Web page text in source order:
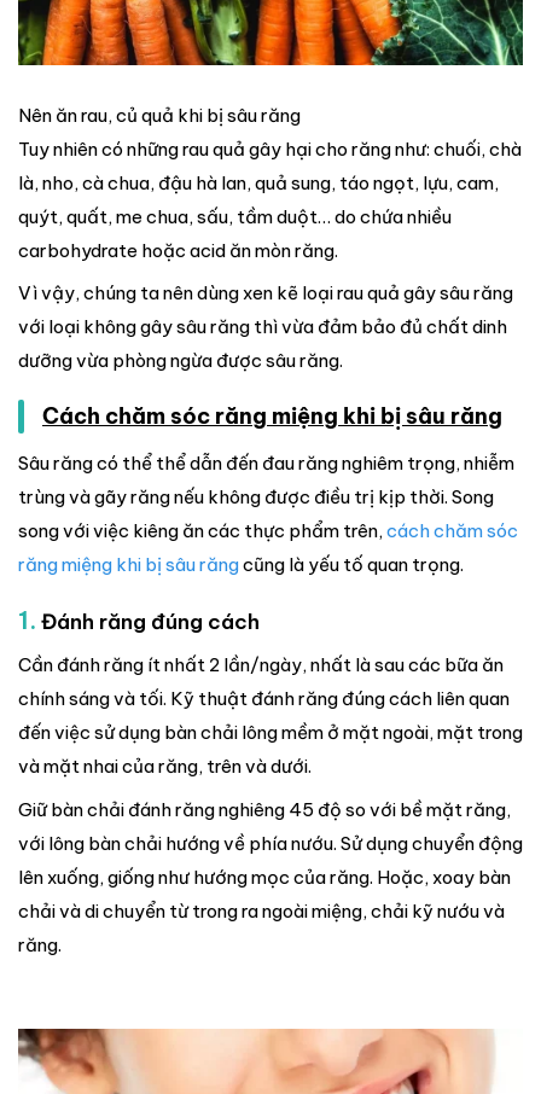
Nên ăn rau, củ quả khi bị sâu răng
Tuy nhiên có những rau quả gây hại cho răng như: chuối, chà
là, nho, cà chua, đậu hà lan, quả sung, táo ngọt, lựu, cam,
quýt, quất, me chua, sấu, tầm duột… do chứa nhiều
carbohydrate hoặc acid ăn mòn răng.
Vì vậy, chúng ta nên dùng xen kẽ loại rau quả gây sâu răng
với loại không gây sâu răng thì vừa đảm bảo đủ chất dinh
dưỡng vừa phòng ngừa được sâu răng.
Cách chăm sóc răng miệng khi bị sâu răng
Sâu răng có thể thể dẫn đến đau răng nghiêm trọng, nhiễm
trùng và gãy răng nếu không được điều trị kịp thời. Song
song với việc kiêng ăn các thực phẩm trên, cách chăm sóc
răng miệng khi bị sâu răngcũng là yếu tố quan trọng.
1. Đánh răng đúng cách
Cần đánh răng ít nhất 2 lần/ngày, nhất là sau các bữa ăn
chính sáng và tối. Kỹ thuật đánh răng đúng cách liên quan
đến việc sử dụng bàn chải lông mềm ở mặt ngoài, mặt trong
và mặt nhai của răng, trên và dưới.
Giữ bàn chải đánh răng nghiêng 45 độ so với bề mặt răng,
với lông bàn chải hướng về phía nướu. Sử dụng chuyển động
lên xuống, giống như hướng mọc của răng. Hoặc, xoay bàn
chải và di chuyển từ trong ra ngoài miệng, chải kỹ nướu và
răng.